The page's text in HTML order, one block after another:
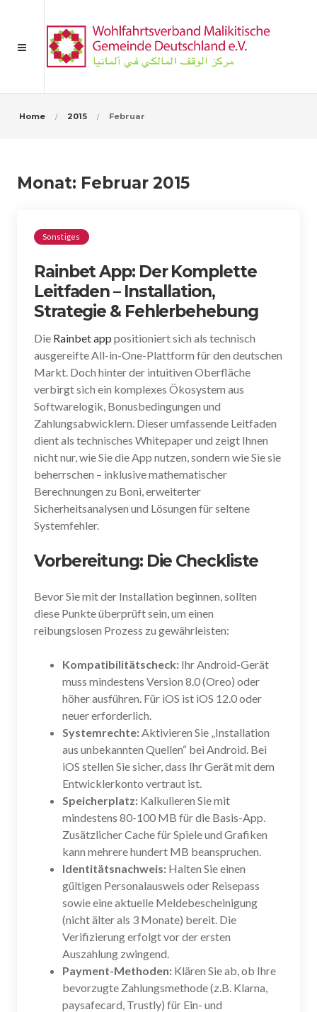
Home 2015 Februar
Monat: Februar 2015
Sonstiges
Rainbet App: Der Komplette
Leitfaden – Installation,
Strategie & Fehlerbehebung
Die Rainbet app positioniert sich als technisch
ausgereifte All-in-One-Plattform für den deutschen
Markt. Doch hinter der intuitiven Oberfläche
verbirgt sich ein komplexes Ökosystem aus
Softwarelogik, Bonusbedingungen und
Zahlungsabwicklern. Dieser umfassende Leitfaden
dient als technisches Whitepaper und zeigt Ihnen
nicht nur, wie Sie die App nutzen, sondern wie Sie sie
beherrschen – inklusive mathematischer
Berechnungen zu Boni, erweiterter
Sicherheitsanalysen und Lösungen für seltene
Systemfehler.
Vorbereitung: Die Checkliste
Bevor Sie mit der Installation beginnen, sollten
diese Punkte überprüft sein, um einen
reibungslosen Prozess zu gewährleisten:
Kompatibilitätscheck: Ihr Android-Gerät
muss mindestens Version 8.0 (Oreo) oder
höher ausführen. Für iOS ist iOS 12.0 oder
neuer erforderlich.
Systemrechte:Aktivieren Sie „Installation
aus unbekannten Quellen“ bei Android. Bei
iOS stellen Sie sicher, dass Ihr Gerät mit dem
Entwicklerkonto vertraut ist.
Speicherplatz: Kalkulieren Sie mit
mindestens 80-100 MB für die Basis-App.
Zusätzlicher Cache für Spiele und Grafiken
kann mehrere hundert MB beanspruchen.
Identitätsnachweis: Halten Sie einen
gültigen Personalausweis oder Reisepass
sowie eine aktuelle Meldebescheinigung
(nicht älter als 3 Monate) bereit. Die
Verifizierung erfolgt vor der ersten
Auszahlung zwingend.
Payment-Methoden: Klären Sie ab, ob Ihre
bevorzugte Zahlungsmethode (z.B. Klarna,
paysafecard, Trustly) für Ein- und